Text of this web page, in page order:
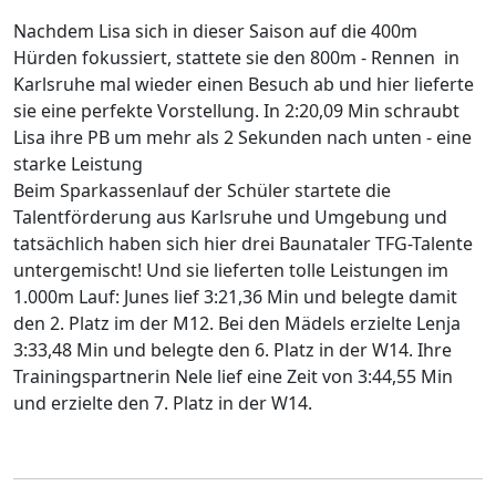
Nachdem Lisa sich in dieser Saison auf die 400m
Hürden fokussiert, stattete sie den 800m - Rennen in
Karlsruhe mal wieder einen Besuch ab und hier lieferte
sie eine perfekte Vorstellung. In 2:20,09 Min schraubt
Lisa ihre PB um mehr als 2 Sekunden nach unten - eine
starke Leistung
Beim Sparkassenlauf der Schüler startete die
Talentförderung aus Karlsruhe und Umgebung und
tatsächlich haben sich hier drei Baunataler TFG-Talente
untergemischt! Und sie lieferten tolle Leistungen im
1.000m Lauf: Junes lief 3:21,36 Min und belegte damit
den 2. Platz im der M12. Bei den Mädels erzielte Lenja
3:33,48 Min und belegte den 6. Platz in der W14. Ihre
Trainingspartnerin Nele lief eine Zeit von 3:44,55 Min
und erzielte den 7. Platz in der W14.